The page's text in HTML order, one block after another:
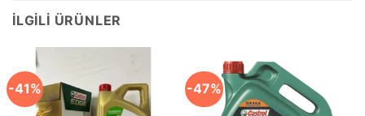
İLGILI ÜRÜNLER
-41% -47%